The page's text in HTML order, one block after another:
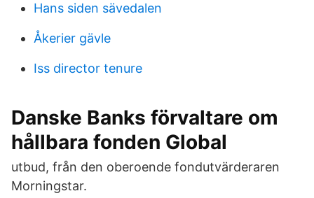
Hans siden sävedalen
Åkerier gävle
Iss director tenure
Danske Banks förvaltare om
hållbara fonden Global
utbud, från den oberoende fondutvärderaren
Morningstar.